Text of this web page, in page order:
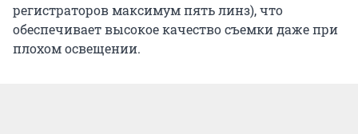
регистраторов максимум пять линз), что
обеспечивает высокое качество съемки даже при
плохом освещении.